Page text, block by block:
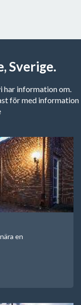
Sverige.
har information om.
för med information
en